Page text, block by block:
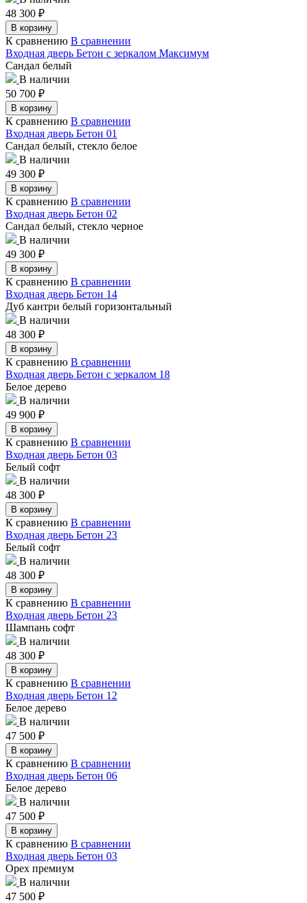
48 300 ₽
В корзину
К сравнению В сравнении
Входная дверь Бетон с зеркалом Максимум
Сандал белый
В наличии
50 700 ₽
В корзину
К сравнению В сравнении
Входная дверь Бетон 01
Сандал белый, стекло белое
В наличии
49 300 ₽
В корзину
К сравнению В сравнении
Входная дверь Бетон 02
Сандал белый, стекло черное
В наличии
49 300 ₽
В корзину
К сравнению В сравнении
Входная дверь Бетон 14
Дуб кантри белый горизонтальный
В наличии
48 300 ₽
В корзину
К сравнению В сравнении
Входная дверь Бетон с зеркалом 18
Белое дерево
В наличии
49 900 ₽
В корзину
К сравнению В сравнении
Входная дверь Бетон 03
Белый софт
В наличии
48 300 ₽
В корзину
К сравнению В сравнении
Входная дверь Бетон 23
Белый софт
В наличии
48 300 ₽
В корзину
К сравнению В сравнении
Входная дверь Бетон 23
Шампань софт
В наличии
48 300 ₽
В корзину
К сравнению В сравнении
Входная дверь Бетон 12
Белое дерево
В наличии
47 500 ₽
В корзину
К сравнению В сравнении
Входная дверь Бетон 06
Белое дерево
В наличии
47 500 ₽
В корзину
К сравнению В сравнении
Входная дверь Бетон 03
Орех премиум
В наличии
47 500 ₽